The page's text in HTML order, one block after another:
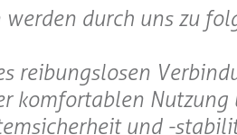
durch uns zu
reibungslosen
komfortablen Nutzung
und -